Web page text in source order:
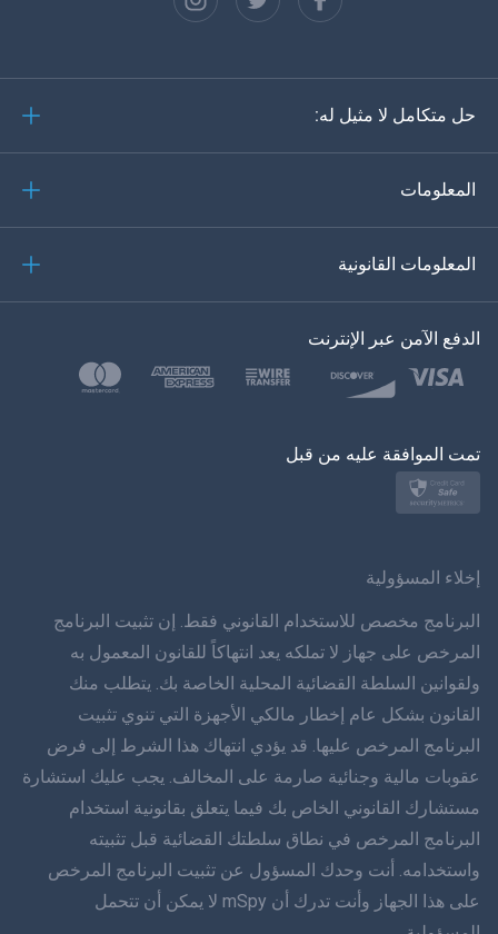
الاسبانية
البرتغالية
한?의의
بولسكي
简体 体 中文
हिंददी
اللغة الهولندية
עברית
رومانا
حل متكامل لا مثيل له:
المعلومات
المعلومات القانونية
الدفع الآمن عبر الإنترنت
تمت الموافقة عليه من قبل
إخلاء المسؤولية
البرنامج مخصص للاستخدام القانوني فقط. إن تثبيت البرنامج
المرخص على جهاز لا تملكه يعد انتهاكاً للقانون المعمول به
ولقوانين السلطة القضائية المحلية الخاصة بك. يتطلب منك
القانون بشكل عام إخطار مالكي الأجهزة التي تنوي تثبيت
البرنامج المرخص عليها. قد يؤدي انتهاك هذا الشرط إلى فرض
عقوبات مالية وجنائية صارمة على المخالف. يجب عليك استشارة
مستشارك القانوني الخاص بك فيما يتعلق بقانونية استخدام
البرنامج المرخص في نطاق سلطتك القضائية قبل تثبيته
واستخدامه. أنت وحدك المسؤول عن تثبيت البرنامج المرخص
على هذا الجهاز وأنت تدرك أن mSpy لا يمكن أن تتحمل